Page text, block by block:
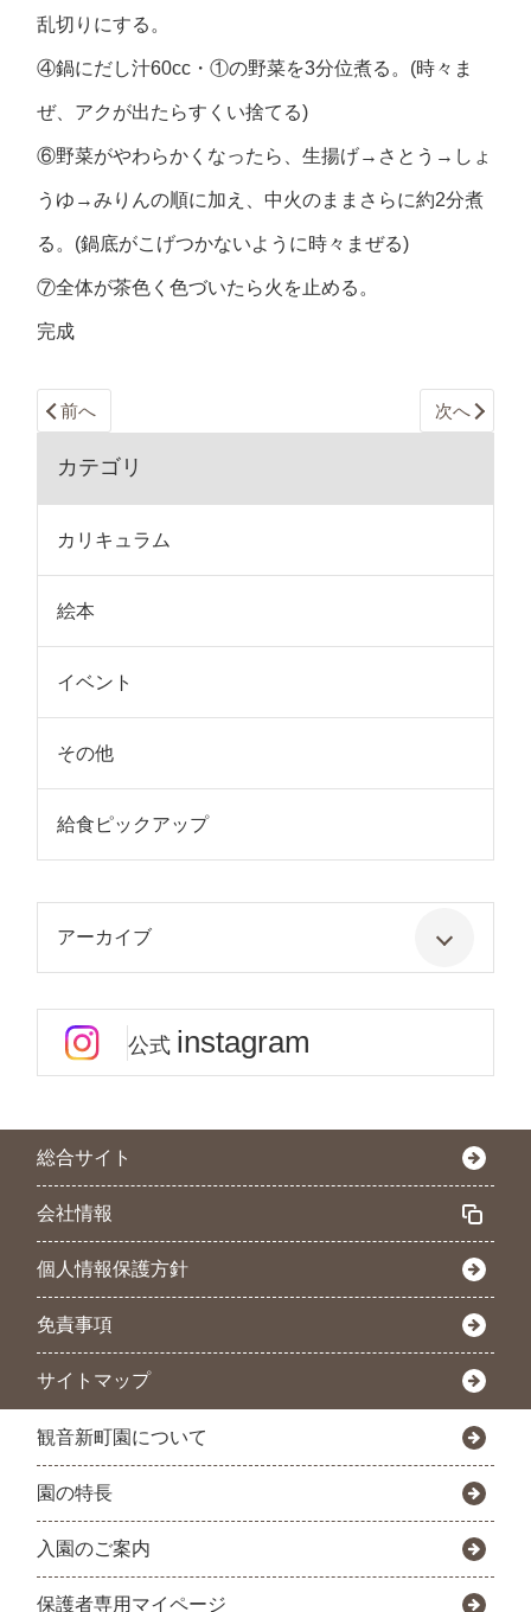
乱切りにする。
④鍋にだし汁60cc・①の野菜を3分位煮る。(時々ま
ぜ、アクが出たらすくい捨てる)
⑥野菜がやわらかくなったら、生揚げ→さとう→しょ
うゆ→みりんの順に加え、中火のままさらに約2分煮
る。(鍋底がこげつかないように時々まぜる)
⑦全体が茶色く色づいたら火を止める。
完成
前へ 次へ
カテゴリ
カリキュラム
絵本
イベント
その他
給食ピックアップ
アーカイブ
公式 instagram
総合サイト
会社情報
個人情報保護方針
免責事項
サイトマップ
観音新町園について
園の特長
入園のご案内
保護者専用マイページ